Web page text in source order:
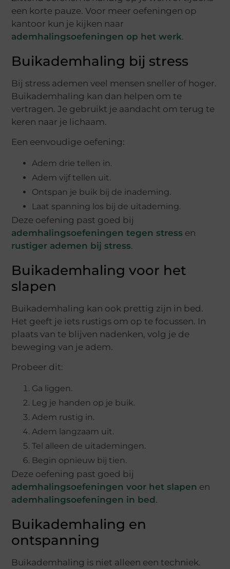
een korte pauze. Voor meer oefeningen op
kantoor kun je kijken naar
ademhalingsoefeningen op het werk.
Buikademhaling bij stress
Bij stress ademen veel mensen sneller of hoger.
Buikademhaling kan dan helpen om te
vertragen. Je gebruikt je aandacht om terug te
keren naar je lichaam.
Een eenvoudige oefening:
Adem drie tellen in.
Adem vijf tellen uit.
Ontspan je buik bij de inademing.
Laat spanning los bij de uitademing.
Deze oefening past goed bij
ademhalingsoefeningen tegen stress en
rustiger ademen bij stress.
Buikademhaling voor het
slapen
Buikademhaling kan ook prettig zijn in bed.
Het geeft je iets rustigs om op te focussen. In
plaats van te blijven nadenken, volg je de
beweging van je adem.
Probeer dit:
Ga liggen.
Leg je handen op je buik.
Adem rustig in.
Adem langzaam uit.
Tel alleen de uitademingen.
Begin opnieuw bij tien.
Deze oefening past goed bij
ademhalingsoefeningen voor het slapen en
ademhalingsoefeningen in bed.
Buikademhaling en
ontspanning
Buikademhaling is niet alleen een techniek.